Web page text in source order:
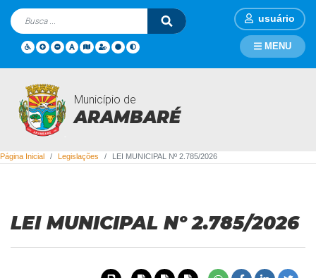
usuário
Município de
ARAMBARÉ
MENU
Legislações
Página Inicial Legislações LEI MUNICIPAL Nº 2.785/2026
LEI MUNICIPAL Nº 2.785/2026